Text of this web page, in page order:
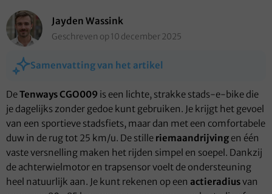
Jayden Wassink
Geschreven op 10 december 2025
Samenvatting van het artikel
DeTenways CGO009 is een lichte, strakke stads-e-bike die
je dagelijks zonder gedoe kunt gebruiken. Je krijgt het gevoel
van een sportieve stadsfiets, maar dan met een comfortabele
duw in de rug tot 25 km/u. De stille riemaandrijving en één
vaste versnelling maken het rijden simpel en soepel. Dankzij
de achterwielmotor en trapsensor voelt de ondersteuning
heel natuurlijk aan. Je kunt rekenen op een actieradiusvan